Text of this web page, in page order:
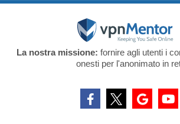
La nostra missione: fornire agli utenti i
onesti per l'anonimato in